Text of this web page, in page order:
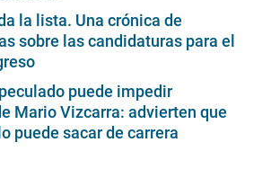
la lista. Una crónica de
sobre las candidaturas para el
puede impedir
Mario Vizcarra: advierten que
puede sacar de carrera